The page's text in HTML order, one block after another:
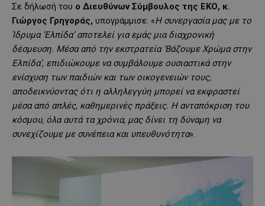
Σε δήλωσή του ο Διευθύνων Σύμβουλος της ΕΚΟ, κ.
Γιώργος Γρηγοράς, υπογράμμισε: «Η συνεργασία μας με το
Ίδρυμα Ελπίδα’αποτελεί για εμάς μια διαχρονική
δέσμευση. Μέσα από την εκστρατεία Βάζουμε Χρώμα στην
Ελπίδα’, επιδιώκουμε να συμβάλουμε ουσιαστικά στην
ενίσχυση των παιδιών και των οικογενειών τους,
αποδεικνύοντας ότι η αλληλεγγύη μπορεί να εκφραστεί
μέσα από απλές, καθημερινές πράξεις. Η ανταπόκριση του
κόσμου, όλα αυτά τα χρόνια, μας δίνει τη δύναμη να
συνεχίζουμε με συνέπεια και υπευθυνότητα».